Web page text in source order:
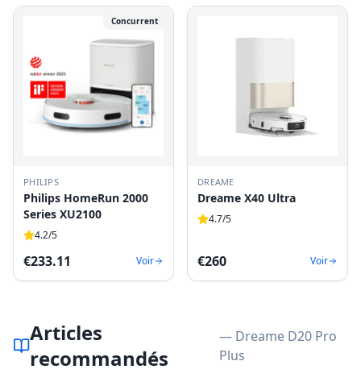
Concurrent
PHILIPS
Philips HomeRun 2000
Series XU2100
4.2/5
€233.11 Voir
DREAME
Dreame X40 Ultra
4.7/5
€260 Voir
Articles
recommandés
— Dreame D20 Pro
Plus